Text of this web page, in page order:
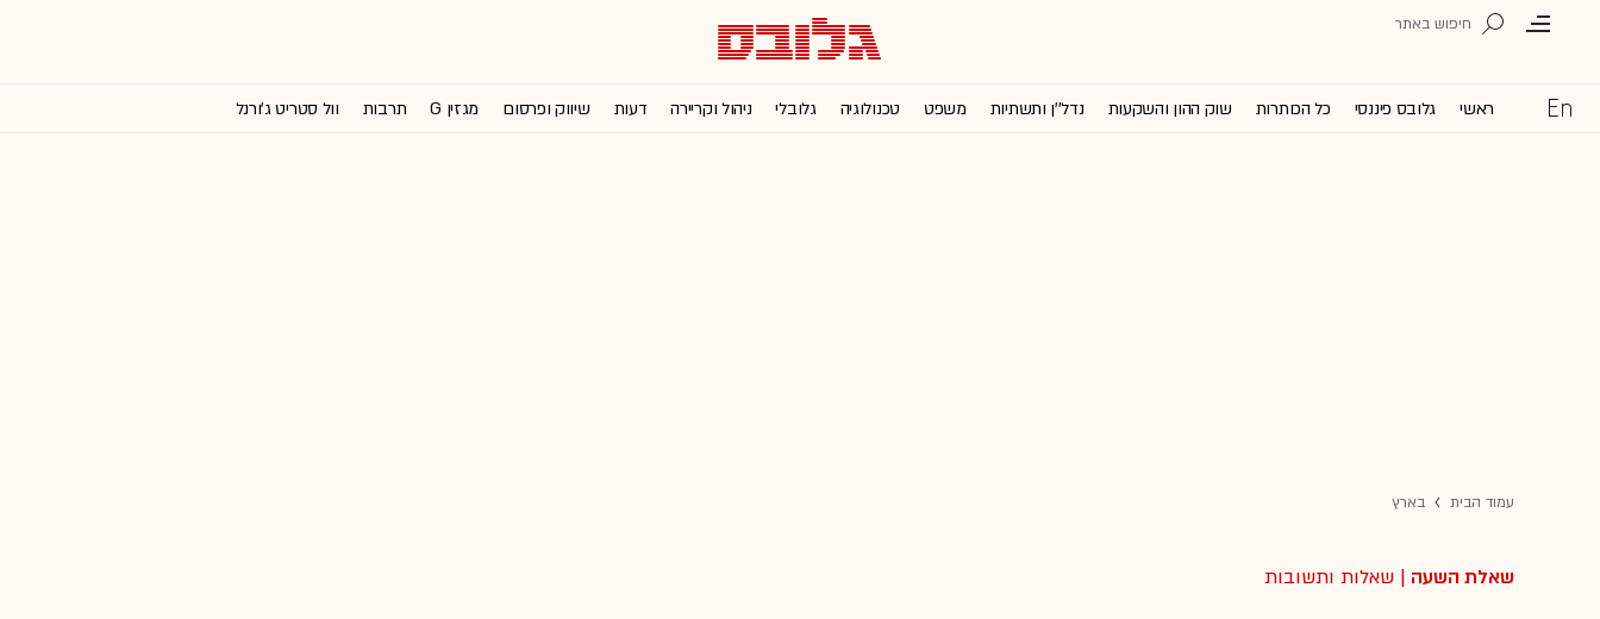
ראשי גלובס פיננסי כל הכותרות שוק ההון והשקעות נדל''ן ותשתיות משפט טכנולוגיה גלובלי ניהול וקריירה דעות שיווק ופרסום מגזין G תרבות וול סטריט ג'ורנל
עמוד הבית בארץ
שאלת השעה | שאלות ותשובות